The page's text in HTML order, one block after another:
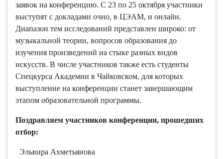
заявок на конференцию. С 23 по 25 октября участники
выступят с докладами очно, в ЦЭАМ, и онлайн.
Диапазон тем исследований представлен широко: от
музыкальной теории, вопросов образования до
изучения произведений на стыке разных видов
искусств. В числе участников также есть студенты
Спецкурса Академии в Чайковском, для которых
выступление на конференции станет завершающим
этапом образовательной программы.
Поздравляем участников конференции, прошедших
отбор:
Эльвира Ахметьянова